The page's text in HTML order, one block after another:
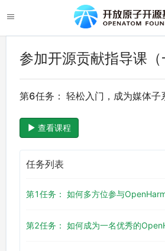
参加开源贡献指导课（
第6任务： 轻松入门，成为媒体子
查看课程
任务列表
第1任务： 如何多方位参与
第2任务： 如何成为一名优秀的